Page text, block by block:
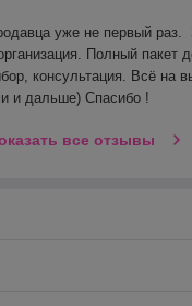
уже не первый раз.
Полный пакет
консультация. Всё на
и дальше) Спасибо !
все отзывы